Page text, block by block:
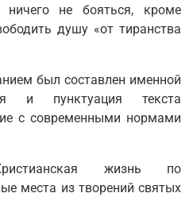
ничего не бояться, кроме
душу «от тиранства
был составлен именной
и пунктуация текста
с современными нормами
жизнь по
места из творений святых